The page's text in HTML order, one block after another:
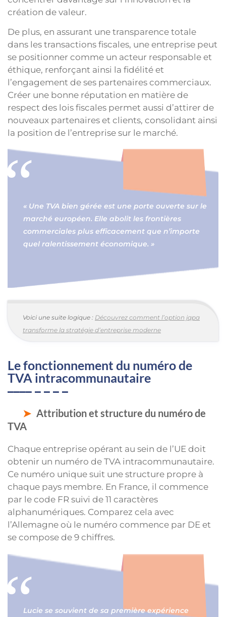
création de valeur.
De plus, en assurant une transparence totale
dans les transactions fiscales, une entreprise peut
se positionner comme un acteur responsable et
éthique, renforçant ainsi la fidélité et
l’engagement de ses partenaires commerciaux.
Créer une bonne réputation en matière de
respect des lois fiscales permet aussi d’attirer de
nouveaux partenaires et clients, consolidant ainsi
la position de l’entreprise sur le marché.
« Une TVA bien gérée est une porte ouverte sur le
marché européen. Elle abolit les frontières
commerciales plus efficacement que n’importe
quel ralentissement économique. »
Voici une suite logique : Découvrez comment l’option jqpa
transforme la stratégie d’entreprise moderne
Le fonctionnement du numéro de
TVA intracommunautaire
Attribution et structure du numéro de
TVA
Chaque entreprise opérant au sein de l’UE doit
obtenir un numéro de TVA intracommunautaire.
Ce numéro unique suit une structure propre à
chaque pays membre. En France, il commence
par le code FR suivi de 11 caractères
alphanumériques. Comparez cela avec
l’Allemagne où le numéro commence par DE et
se compose de 9 chiffres.
Lucie se souvient de sa première expérience